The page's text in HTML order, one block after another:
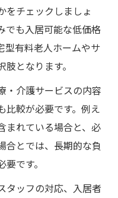
をチェックしましょ
でも入居可能な低価格
型有料老人ホームやサ
となります。
・介護サービスの内容
比較が必要です。例え
まれている場合と、必
合とでは、長期的な負
です。
タッフの対応、入居者